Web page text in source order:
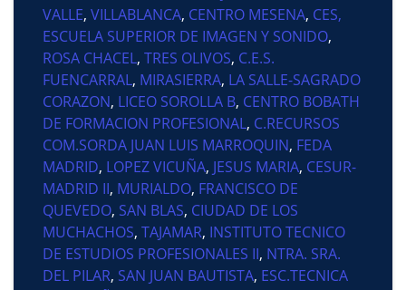
VALLE, VILLABLANCA, CENTRO MESENA, CES,
ESCUELA SUPERIOR DE IMAGEN Y SONIDO,
ROSA CHACEL, TRES OLIVOS, C.E.S.
FUENCARRAL, MIRASIERRA, LA SALLE-SAGRADO
CORAZON, LICEO SOROLLA B, CENTRO BOBATH
DE FORMACION PROFESIONAL, C.RECURSOS
COM.SORDA JUAN LUIS MARROQUIN, FEDA
MADRID, LOPEZ VICUÑA, JESUS MARIA, CESUR-
MADRID II, MURIALDO, FRANCISCO DE
QUEVEDO, SAN BLAS, CIUDAD DE LOS
MUCHACHOS, TAJAMAR, INSTITUTO TECNICO
DE ESTUDIOS PROFESIONALES II, NTRA. SRA.
DEL PILAR, SAN JUAN BAUTISTA, ESC.TECNICA